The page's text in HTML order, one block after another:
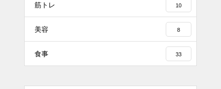
筋トレ 10
美容 8
食事 33